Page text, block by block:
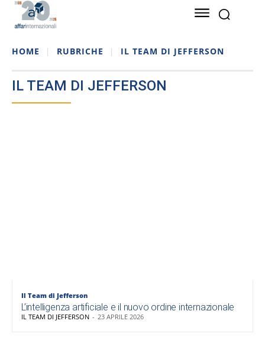
HOME RUBRICHE IL TEAM DI JEFFERSON
IL TEAM DI JEFFERSON
Il Team di Jefferson
L’intelligenza artificiale e il nuovo ordine internazionale
IL TEAM DI JEFFERSON - 23 APRILE 2026